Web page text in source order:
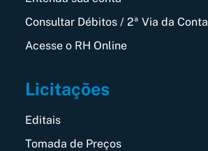
Consultar Débitos / 2ª Via da Conta
Acesse o RH Online
Licitações
Editais
Tomada de Preços